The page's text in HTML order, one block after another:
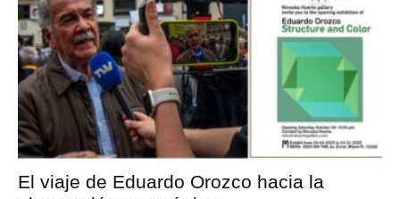
El viaje de Eduardo Orozco hacia la